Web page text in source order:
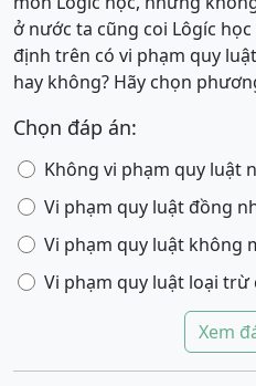
ở nước ta cũng coi Lôgíc
định trên có vi phạm quy
hay không? Hãy chọn
Chọn đáp án:
Không vi phạm quy luật
Vi phạm quy luật đồng
Vi phạm quy luật không
Vi phạm quy luật loại trừ
Xem